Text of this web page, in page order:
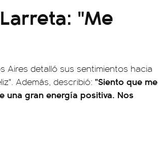
"Me
Aires detalló sus sentimientos hacia
Además, describió: "Siento que me
una gran energía positiva. Nos